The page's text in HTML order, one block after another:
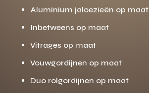
Aluminium jaloezieën op maat
Inbetweens op maat
Vitrages op maat
Vouwgordijnen op maat
Duo rolgordijnen op maat